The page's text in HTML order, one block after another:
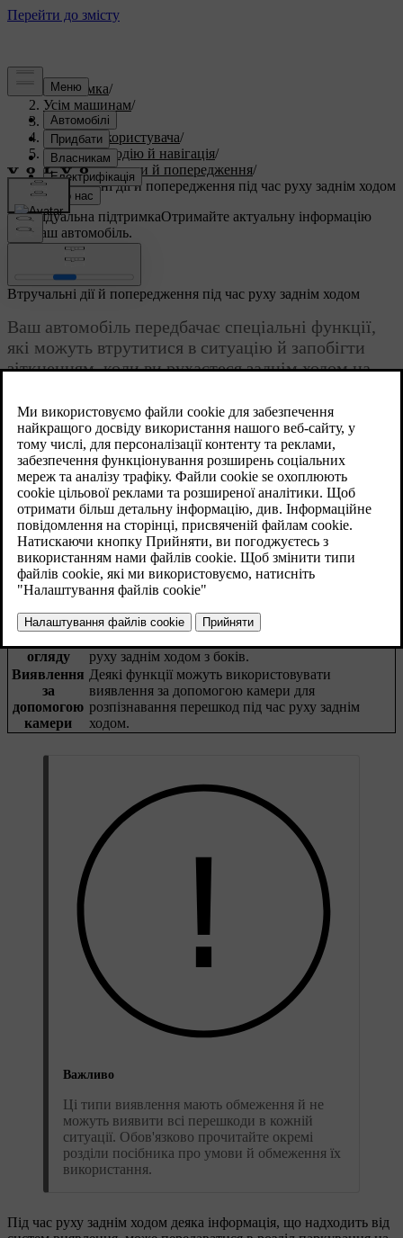
Підтримка/
Усім машинам/
S60 2023/
Посібник користувача/
Допомога водію й навігація/
Заходи безпеки й попередження/
Втручальні дії й попередження під час руху заднім ходом
Індивідуальна підтримкаОтримайте актуальну інформацію
про ваш автомобіль.
Оновлено 04.04.2025
Втручальні дії й попередження під час руху заднім ходом
Ваш автомобіль передбачає спеціальні функції,
які можуть втрутитися в ситуацію й запобігти
зіткненням, коли ви рухаєтеся заднім ходом на
паркування.
Способи виявлення
Існує кілька способів, у які автомобіль розпізнає об'єкти на
шляху руху заднім ходом. Якщо автомобіль виявляє об'єкт, він
передає попередження або втручається, застосовуючи гальма.
Датчики
паркування
Ці датчики можуть розпізнавати певні
перешкоди безпосередньо позаду автомобіля під
Радар
огляду
Задні радари автомобіля можуть виявляти
руху заднім ходом з боків.
Виявлення
за
допомогою
камери
Деякі функції можуть використовувати
виявлення за допомогою камери для
розпізнавання перешкод під час руху заднім
ходом.
Важливо
Ці типи виявлення мають обмеження й не
можуть виявити всі перешкоди в кожній
ситуації. Обов'язково прочитайте окремі
розділи посібника про умови й обмеження їх
використання.
Під час руху заднім ходом деяка інформація, що надходить від